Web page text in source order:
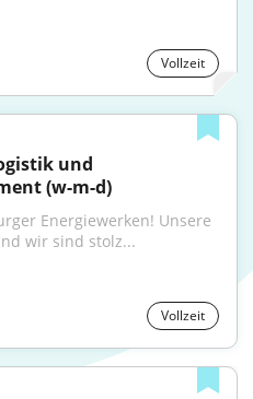
Vollzeit
und
(w-m-d)
Energiewerken! Unsere
wir sind stolz...
Vollzeit